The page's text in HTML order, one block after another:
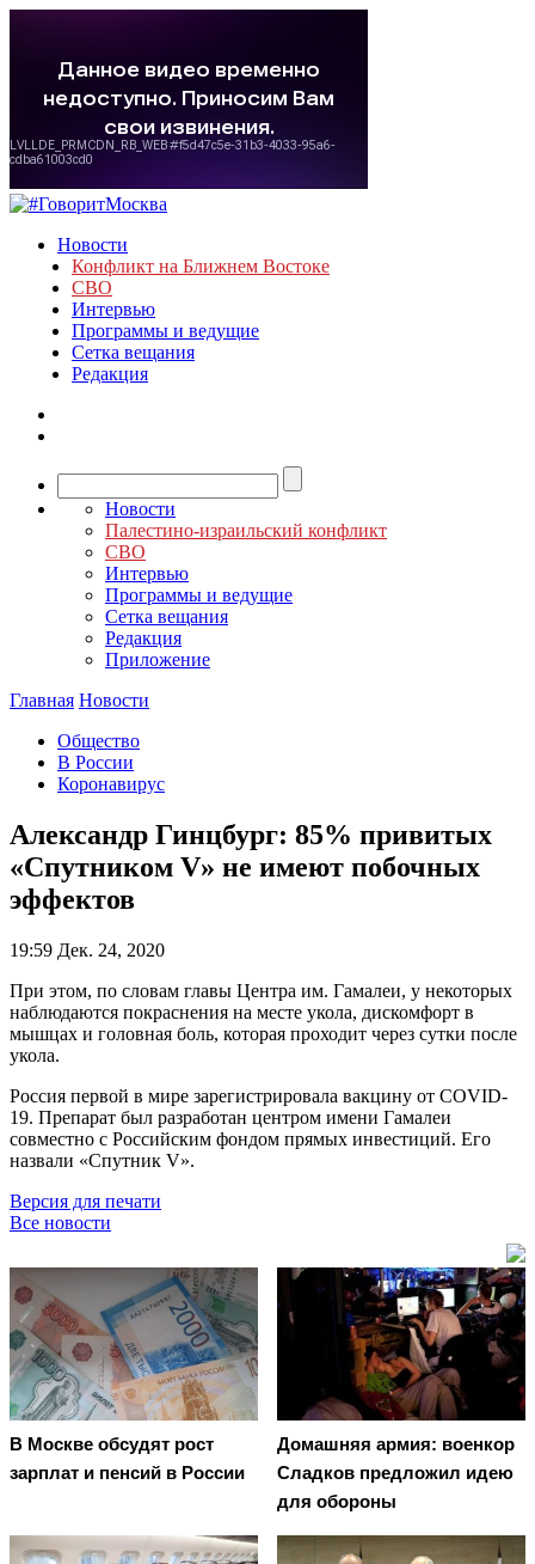
Новости
Конфликт на Ближнем Востоке
СВО
Интервью
Программы и ведущие
Сетка вещания
Редакция
Новости
Палестино-израильский конфликт
СВО
Интервью
Программы и ведущие
Сетка вещания
Редакция
Приложение
Главная Новости
Общество
В России
Коронавирус
Александр Гинцбург: 85% привитых
«Спутником V» не имеют побочных
эффектов
19:59 Дек. 24, 2020
При этом, по словам главы Центра им. Гамалеи, у некоторых
наблюдаются покраснения на месте укола, дискомфорт в
мышцах и головная боль, которая проходит через сутки после
укола.
Россия первой в мире зарегистрировала вакцину от COVID-
19. Препарат был разработан центром имени Гамалеи
совместно с Российским фондом прямых инвестиций. Его
назвали «Спутник V».
Версия для печати
Все новости
В Москве обсудят рост
зарплат и пенсий в России
Домашняя армия: военкор
Сладков предложил идею
для обороны